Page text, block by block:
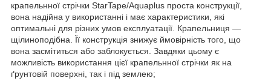
крапельнної стрічки StarTape/Aquaplus проста конструкції,
вона надійна у використанні і має характеристики, які
оптимальні для різних умов експлуатації. Крапельниця ―
щілиноподібна. Її конструкція знижує ймовірність того, що
вона засмітиться або заблокується. Завдяки цьому є
можливість використання цієї крапельнної стрічки як на
ґрунтовій поверхні, так і під землею;